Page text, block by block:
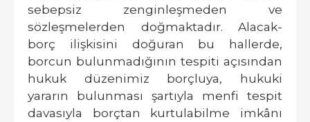
sebepsiz zenginleşmeden ve
sözleşmelerden doğmaktadır. Alacak-
borç ilişkisini doğuran bu hallerde,
borcun bulunmadığının tespiti açısından
hukuk düzenimiz borçluya, hukuki
yararın bulunması şartıyla menfi tespit
davasıyla borçtan kurtulabilme imkânı